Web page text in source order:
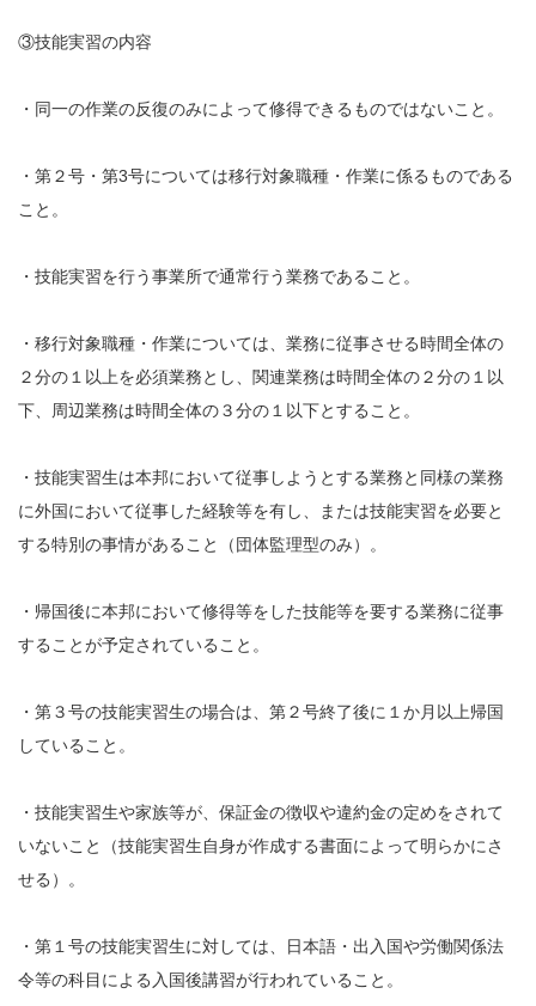
③技能実習の内容
・同一の作業の反復のみによって修得できるものではないこと。
・第２号・第3号については移行対象職種・作業に係るものである
こと。
・技能実習を行う事業所で通常行う業務であること。
・移行対象職種・作業については、業務に従事させる時間全体の
２分の１以上を必須業務とし、関連業務は時間全体の２分の１以
下、周辺業務は時間全体の３分の１以下とすること。
・技能実習生は本邦において従事しようとする業務と同様の業務
に外国において従事した経験等を有し、または技能実習を必要と
する特別の事情があること（団体監理型のみ）。
・帰国後に本邦において修得等をした技能等を要する業務に従事
することが予定されていること。
・第３号の技能実習生の場合は、第２号終了後に１か月以上帰国
していること。
・技能実習生や家族等が、保証金の徴収や違約金の定めをされて
いないこと（技能実習生自身が作成する書面によって明らかにさ
せる）。
・第１号の技能実習生に対しては、日本語・出入国や労働関係法
令等の科目による入国後講習が行われていること。